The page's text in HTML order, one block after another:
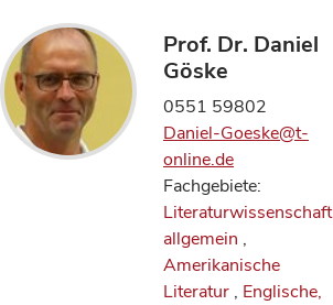
Prof. Dr. Daniel
Göske
0551 59802
Daniel-Goeske@t-
online.de
Fachgebiete:
Literaturwissenschaft
allgemein ,
Amerikanische
Literatur , Englische,